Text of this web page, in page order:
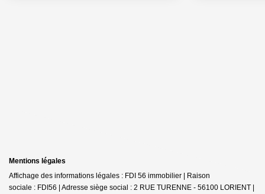
Mentions légales
Affichage des informations légales : FDI 56 immobilier | Raison
sociale : FDI56 | Adresse siège social : 2 RUE TURENNE - 56100 LORIENT |